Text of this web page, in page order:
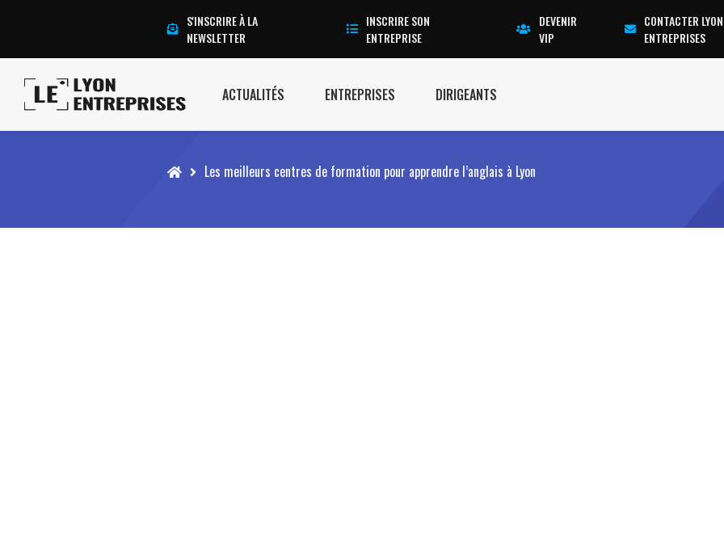
S'INSCRIRE À LA
NEWSLETTER
INSCRIRE SON
ENTREPRISE
DEVENIR
VIP
CONTACTER LYON
ENTREPRISES
ACTUALITÉS ENTREPRISES DIRIGEANTS
Accueil Les meilleurs centres de formation pour apprendre l’anglais à Lyon